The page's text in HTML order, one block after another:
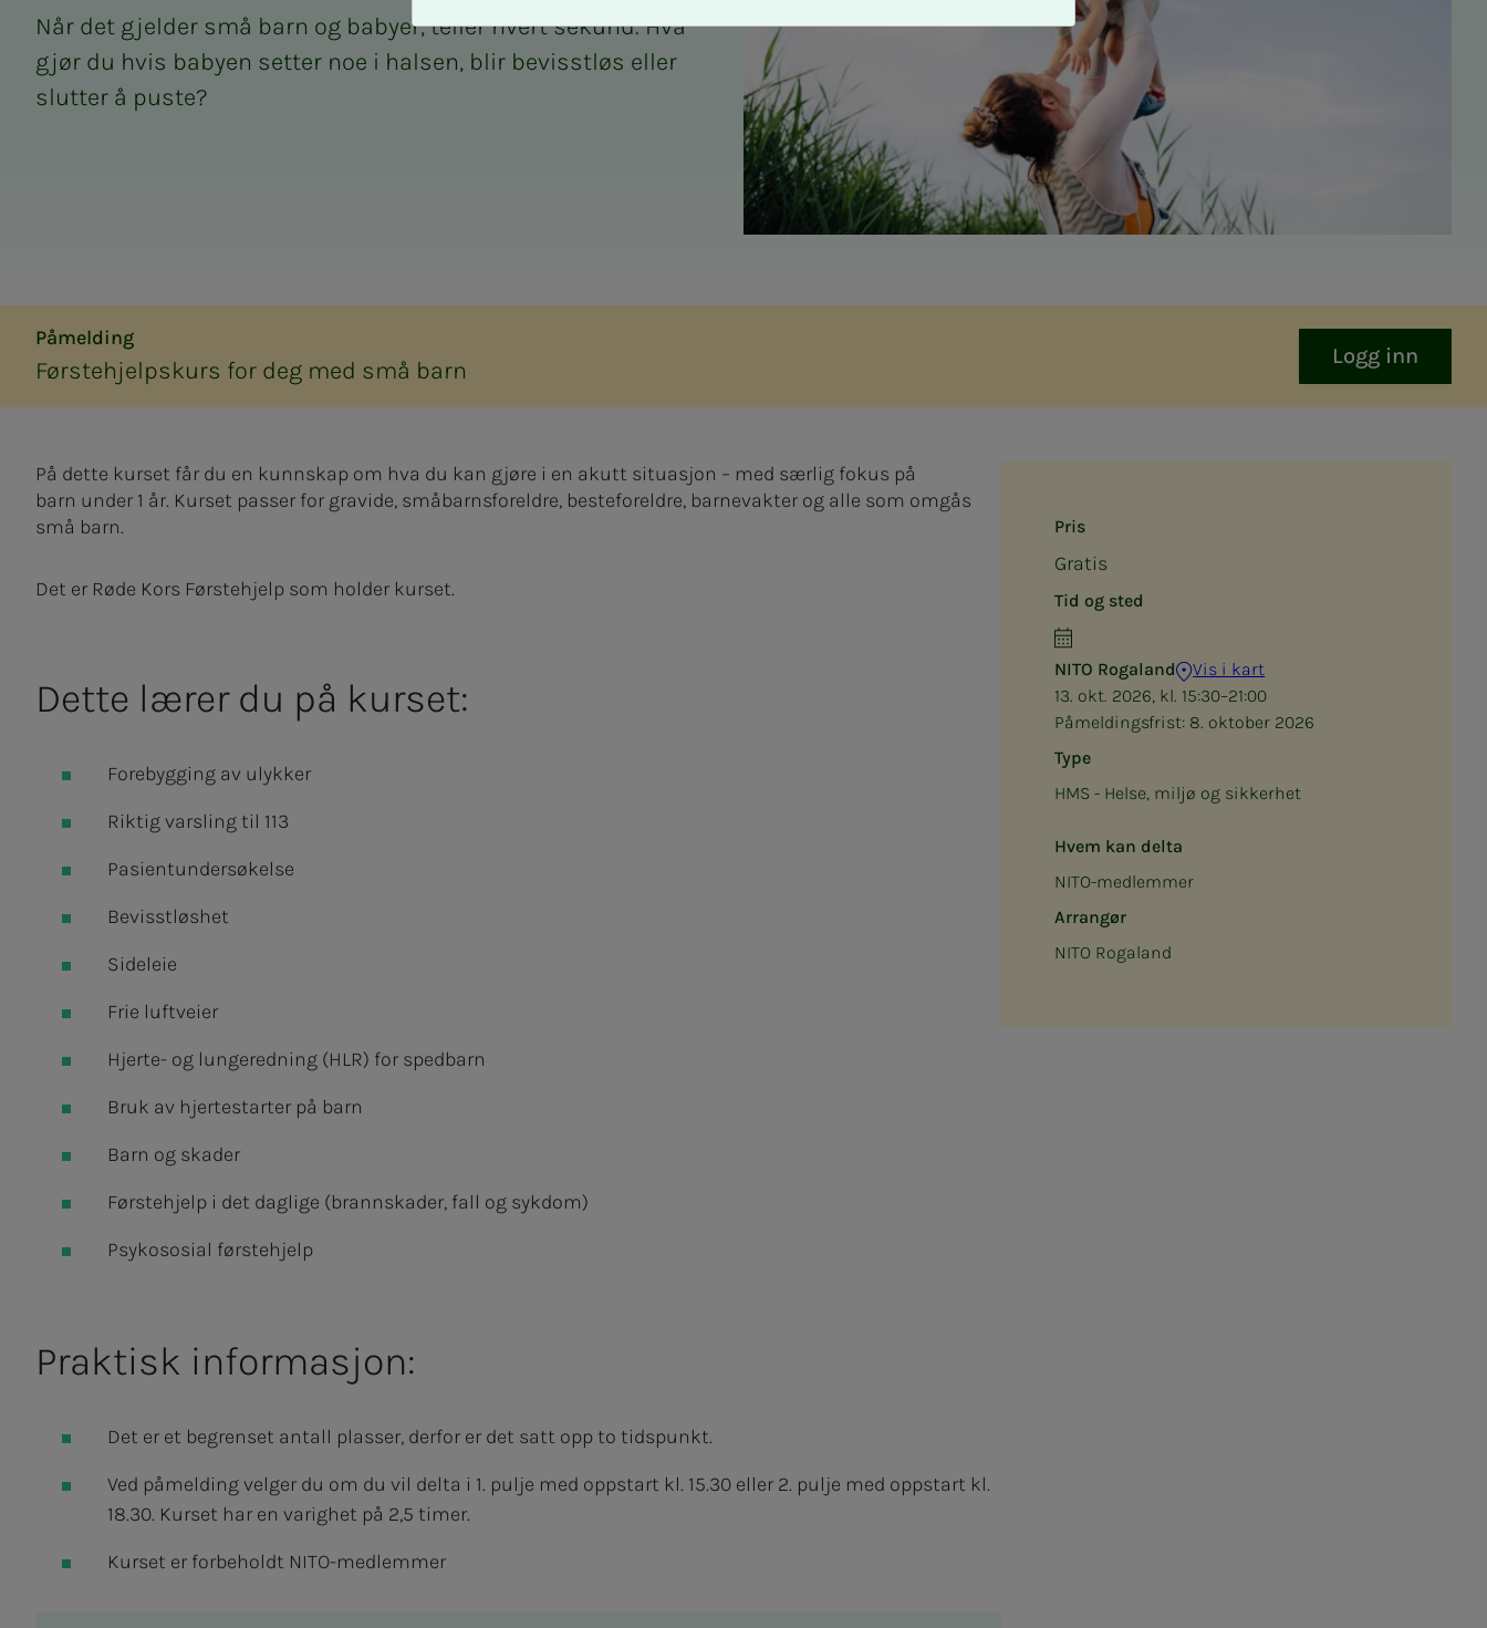
Når det gjelder små barn og babyer, teller hvert sekund. Hva
gjør du hvis babyen setter noe i halsen, blir bevisstløs eller
slutter å puste?
Påmelding
Førstehjelpskurs for deg med små barn
Logg inn
Pris
Gratis
Tid og sted
NITO Rogaland
Vis i kart
13. okt. 2026, kl. 15:30–21:00
Påmeldingsfrist: 8. oktober 2026
Type
HMS - Helse, miljø og sikkerhet
Hvem kan delta
NITO-medlemmer
Arrangør
NITO Rogaland
På dette kurset får du en kunnskap om hva du kan gjøre i en akutt situasjon – med særlig fokus på
barn under 1 år. Kurset passer for gravide, småbarnsforeldre, besteforeldre, barnevakter og alle som omgås
små barn.
Det er Røde Kors Førstehjelp som holder kurset.
Dette lærer du på kurset:
Forebygging av ulykker
Riktig varsling til 113
Pasientundersøkelse
Bevisstløshet
Sideleie
Frie luftveier
Hjerte- og lungeredning (HLR) for spedbarn
Bruk av hjertestarter på barn
Barn og skader
Førstehjelp i det daglige (brannskader, fall og sykdom)
Psykososial førstehjelp
Praktisk informasjon:
Det er et begrenset antall plasser, derfor er det satt opp to tidspunkt.
Ved påmelding velger du om du vil delta i 1. pulje med oppstart kl. 15.30 eller 2. pulje med oppstart kl.
18.30. Kurset har en varighet på 2,5 timer.
Kurset er forbeholdt NITO-medlemmer
v
v